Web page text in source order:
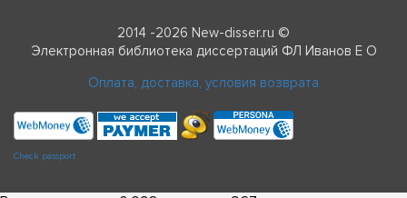
2014 -2026 New-disser.ru ©
Электронная библиотека диссертаций ФЛ Иванов Е О
Оплата, доставка, условия возврата
Check passport